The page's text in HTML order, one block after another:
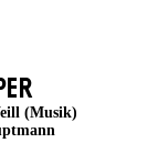
(Musik)